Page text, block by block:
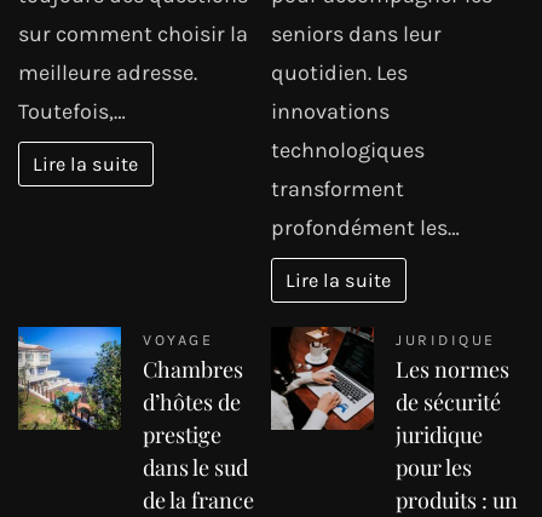
sur comment choisir la
meilleure adresse.
Toutefois,…
Lire la suite
seniors dans leur
quotidien. Les
innovations
technologiques
transforment
profondément les…
Lire la suite
VOYAGE
Chambres
d’hôtes de
prestige
dans le sud
de la france
JURIDIQUE
Les normes
de sécurité
juridique
pour les
produits : un